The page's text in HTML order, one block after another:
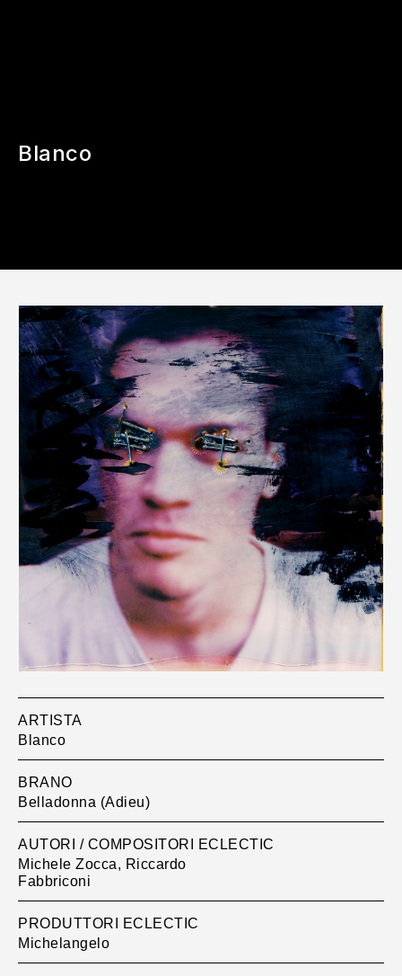
Blanco
ARTISTA
Blanco
BRANO
Belladonna (Adieu)
AUTORI / COMPOSITORI ECLECTIC
Michele Zocca, Riccardo
Fabbriconi
PRODUTTORI ECLECTIC
Michelangelo